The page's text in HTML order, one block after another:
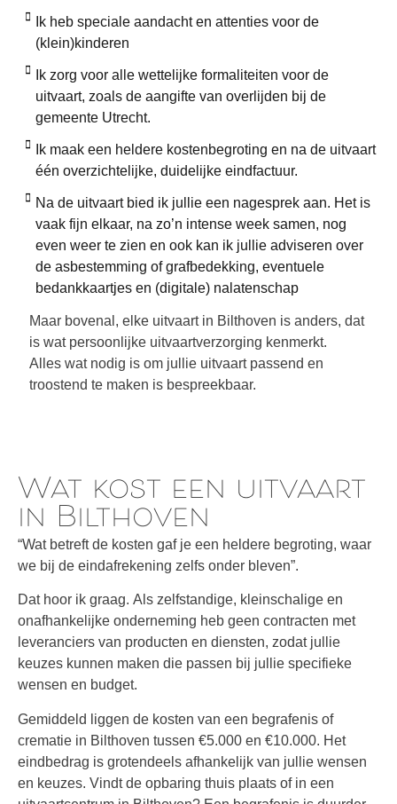
Ik heb speciale aandacht en attenties voor de
(klein)kinderen
Ik zorg voor alle wettelijke formaliteiten voor de
uitvaart, zoals de aangifte van overlijden bij de
gemeente Utrecht.
Ik maak een heldere kostenbegroting en na de uitvaart
één overzichtelijke, duidelijke eindfactuur.
Na de uitvaart bied ik jullie een nagesprek aan. Het is
vaak fijn elkaar, na zo’n intense week samen, nog
even weer te zien en ook kan ik jullie adviseren over
de asbestemming of grafbedekking, eventuele
bedankkaartjes en (digitale) nalatenschap
Maar bovenal, elke uitvaart in Bilthoven is anders, dat
is wat persoonlijke uitvaartverzorging kenmerkt.
Alles wat nodig is om jullie uitvaart passend en
troostend te maken is bespreekbaar.
Wat kost een uitvaart
in Bilthoven
“Wat betreft de kosten gaf je een heldere begroting, waar
we bij de eindafrekening zelfs onder bleven”.
Dat hoor ik graag. Als zelfstandige, kleinschalige en
onafhankelijke onderneming heb geen contracten met
leveranciers van producten en diensten, zodat jullie
keuzes kunnen maken die passen bij jullie specifieke
wensen en budget.
Gemiddeld liggen de kosten van een begrafenis of
crematie in Bilthoven tussen €5.000 en €10.000. Het
eindbedrag is grotendeels afhankelijk van jullie wensen
en keuzes. Vindt de opbaring thuis plaats of in een